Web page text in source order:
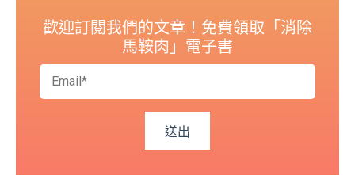
歡迎訂閱我們的文章！免費領取「消除
馬鞍肉」電子書